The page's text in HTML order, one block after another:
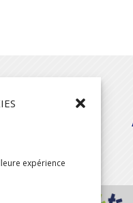
expérience